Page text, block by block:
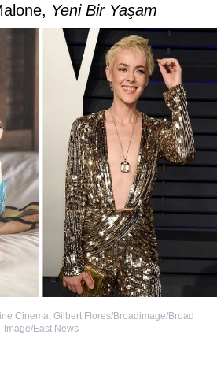
Yeni Bir Yaşam
Cinema, Gilbert Flores/Broadimage/Broad
Image/East News